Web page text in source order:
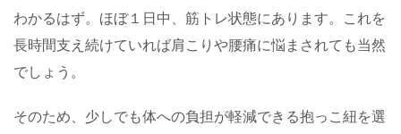
わかるはず。ほぼ１日中、筋トレ状態にあります。これを
長時間支え続けていれば肩こりや腰痛に悩まされても当然
でしょう。
そのため、少しでも体への負担が軽減できる抱っこ紐を選